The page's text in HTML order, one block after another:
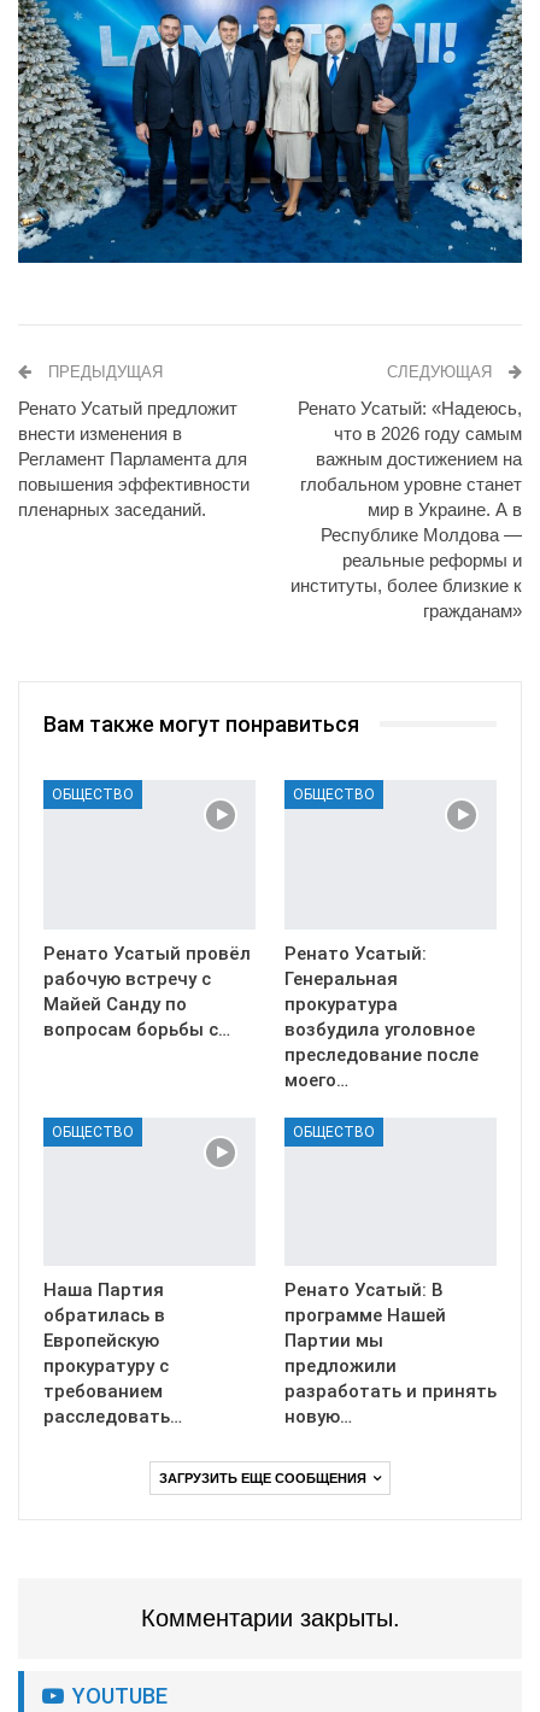
ПРЕДЫДУЩАЯ
Ренато Усатый предложит
внести изменения в
Регламент Парламента для
повышения эффективности
пленарных заседаний.
СЛЕДУЮЩАЯ
Ренато Усатый: «Надеюсь,
что в 2026 году самым
важным достижением на
глобальном уровне станет
мир в Украине. А в
Республике Молдова —
реальные реформы и
институты, более близкие к
гражданам»
Вам также могут понравиться
ОБЩЕСТВО
Ренато Усатый провёл
рабочую встречу с
Майей Санду по
вопросам борьбы с…
ОБЩЕСТВО
Ренато Усатый:
Генеральная
прокуратура
возбудила уголовное
преследование после
моего…
ОБЩЕСТВО
Наша Партия
обратилась в
Европейскую
прокуратуру с
требованием
расследовать…
ОБЩЕСТВО
Ренато Усатый: В
программе Нашей
Партии мы
предложили
разработать и принять
новую…
ЗАГРУЗИТЬ ЕЩЕ СООБЩЕНИЯ
Комментарии закрыты.
YOUTUBE